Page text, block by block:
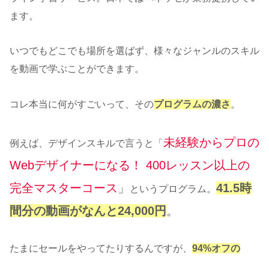
ます。
いつでもどこでも場所を選ばず、様々なジャンルのスキル
を動画で学ぶことができます。
コレ本当に何がすごいって、そのプログラムの濃さ 。
例えば、デザインスキルで言うと「 未経験からプロの
Webデザイナーになる！ 400レッスン以上の
完全マスターコース 」 というプログラム。 41.5時
間分の動画がなんと24,000円 。
たまにセールをやってたりするんですが、 94%オフの